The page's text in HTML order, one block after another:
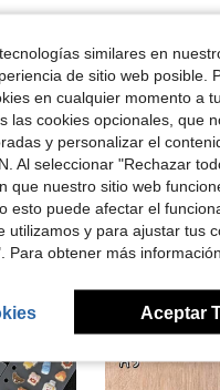
similares en
de sitio web posible.
en cualquier momento a
las cookies opcionales, que
y personalizar el
Al seleccionar "Rechazar
que nuestro sitio web
esto puede afectar el
utilizamos y para ajustar tus
Para obtener más
Aceptar